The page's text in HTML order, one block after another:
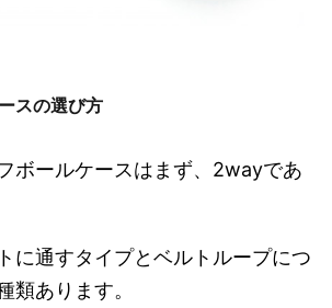
スの選び方
ボールケースはまず、2wayであ
に通すタイプとベルトループにつ
類あります。